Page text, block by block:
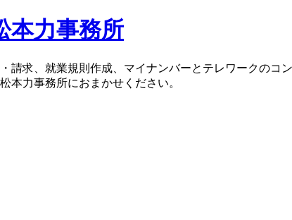
請求、就業規則作成、マイナンバーとテレワークのコン
本力事務所におまかせください。